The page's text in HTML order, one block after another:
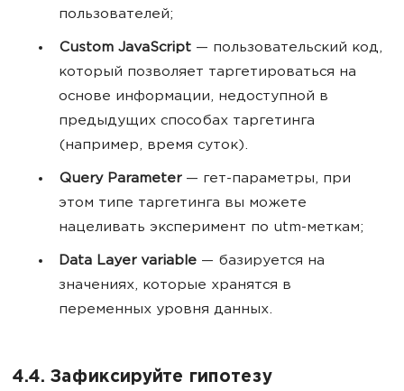
пользователей;
Custom JavaScript — пользовательский код,
который позволяет таргетироваться на
основе информации, недоступной в
предыдущих способах таргетинга
(например, время суток).
Query Parameter— гет-параметры, при
этом типе таргетинга вы можете
нацеливать эксперимент по utm-меткам;
Data Layer variable — базируется на
значениях, которые хранятся в
переменных уровня данных.
4.4. Зафиксируйте гипотезу